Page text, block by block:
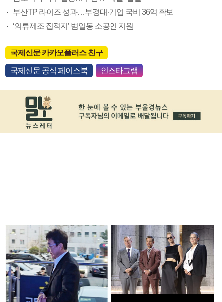
부산TP 라이즈 성과…부경대·기업 국비 36억 확보
‘의류제조 집적지’ 범일동 소공인 지원
국제신문 카카오플러스 친구
국제신문 공식 페이스북 인스타그램